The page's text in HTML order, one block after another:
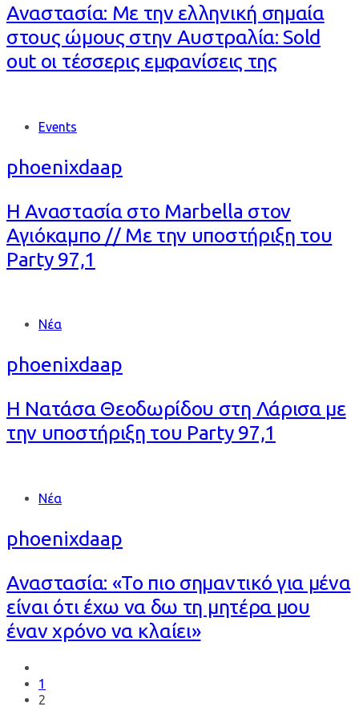
Αναστασία: Με την ελληνική σημαία
στους ώμους στην Αυστραλία: Sold
out οι τέσσερις εμφανίσεις της
Tags Events
phoenixdaap
Η Αναστασία στο Marbella στον
Αγιόκαμπο // Με την υποστήριξη του
Party 97,1
Tags Νέα
phoenixdaap
Η Νατάσα Θεοδωρίδου στη Λάρισα με
την υποστήριξη του Party 97,1
Tags Νέα
phoenixdaap
Αναστασία: «Το πιο σημαντικό για μένα
είναι ότι έχω να δω τη μητέρα μου
έναν χρόνο να κλαίει»
1
2